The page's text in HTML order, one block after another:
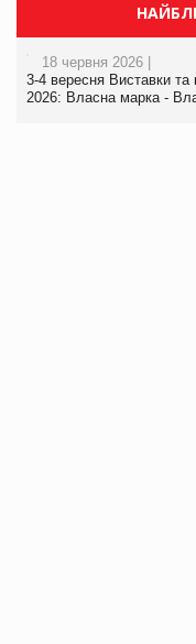
18 червня 2026 |
3-4 вересня Виставки
2026: Власна марка -